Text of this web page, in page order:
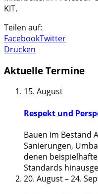
KIT.
Teilen auf:
FacebookTwitter
Drucken
Aktuelle Termine
15. August
Respekt und
Bauen im Bestand
Sanierungen,
denen
Standards
20. August–24.